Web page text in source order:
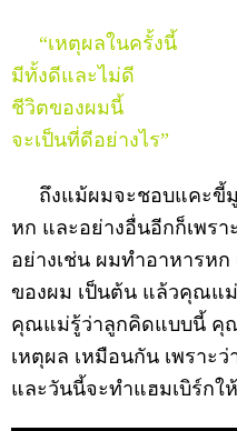
“เหตุผลในครั้งนี้
มีทั้งดีและไม่ดี
ชีวิตของผมนี้
จะเป็นที่ดีอย่างไร”
ถึงแม้ผมจะชอบแคะขี้มู
หก และอย่างอื่นอีกก็เพร
อย่างเช่น ผมทำอาหารหก
ของผม เป็นต้น แล้วคุณแ
คุณแม่รู้ว่าลูกคิดแบบนี้ คุ
เหตุผล เหมือนกัน เพราะว่
และวันนี้จะทำแฮมเบิร์กใ